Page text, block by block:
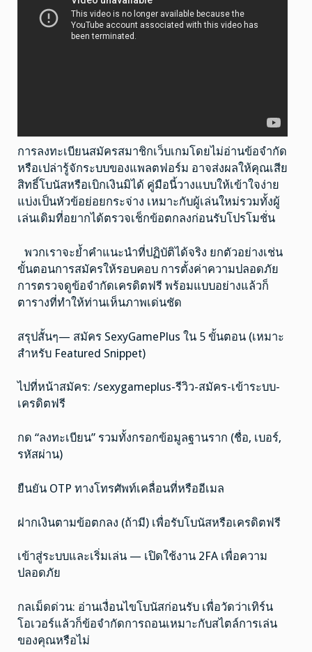
การลงทะเบียนสมัครสมาชิกเว็บเกมโดยไม่อ่านข้อจำกัด
หรือเปล่ารู้จักระบบของแพลตฟอร์ม อาจส่งผลให้คุณเสีย
สิทธิ์โบนัสหรือเบิกเงินมิได้ คู่มือนี้วางแบบให้เข้าใจง่าย
แบ่งเป็นหัวข้อย่อยกระจ่าง เหมาะกับผู้เล่นใหม่รวมทั้งผู้
เล่นเดิมที่อยากได้ตรวจเช็กข้อตกลงก่อนรับโปรโมชั่น
พวกเราจะย้ำคำแนะนำที่ปฏิบัติได้จริง ยกตัวอย่างเช่น
ขั้นตอนการสมัครให้รอบคอบ การตั้งค่าความปลอดภัย
การตรวจดูข้อจำกัดเครดิตฟรี พร้อมแบบอย่างแล้วก็
ตารางที่ทำให้ท่านเห็นภาพเด่นชัด
สรุปสั้นๆ— สมัคร SexyGamePlus ใน 5 ขั้นตอน (เหมาะ
สำหรับ Featured Snippet)
ไปที่หน้าสมัคร: /sexygameplus-รีวิว-สมัคร-เข้าระบบ-
เครดิตฟรี
กด “ลงทะเบียน” รวมทั้งกรอกข้อมูลฐานราก (ชื่อ, เบอร์,
รหัสผ่าน)
ยืนยัน OTP ทางโทรศัพท์เคลื่อนที่หรืออีเมล
ฝากเงินตามข้อตกลง (ถ้ามี) เพื่อรับโบนัสหรือเครดิตฟรี
เข้าสู่ระบบและเริ่มเล่น — เปิดใช้งาน 2FA เพื่อความ
ปลอดภัย
กลเม็ดด่วน: อ่านเงื่อนไขโบนัสก่อนรับ เพื่อวัดว่าเทิร์น
โอเวอร์แล้วก็ข้อจำกัดการถอนเหมาะกับสไตล์การเล่น
ของคุณหรือไม่